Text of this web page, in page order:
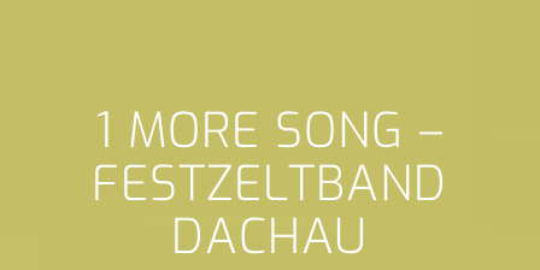
1 MORE SONG –
FESTZELTBAND
DACHAU